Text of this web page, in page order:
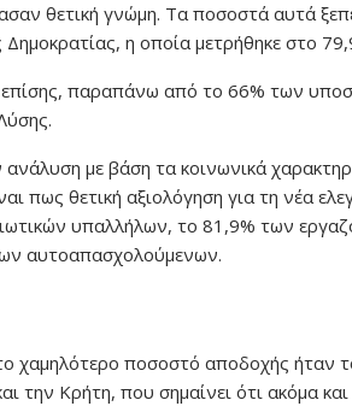
θετική γνώμη. Τα ποσοστά αυτά
η οποία μετρήθηκε στο
παραπάνω από το 66% των
ανάλυση με βάση τα κοινωνικά
πως θετική αξιολόγηση για τη νέα
υπαλλήλων, το 81,9% των
αυτοαπασχολούμενων.
χαμηλότερο ποσοστό αποδοχής ήταν
την Κρήτη, που σημαίνει ότι ακόμα και